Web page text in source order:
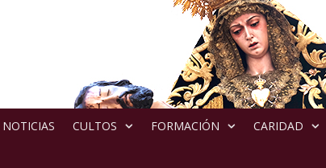
NOTICIAS CULTOS FORMACIÓN CARIDAD